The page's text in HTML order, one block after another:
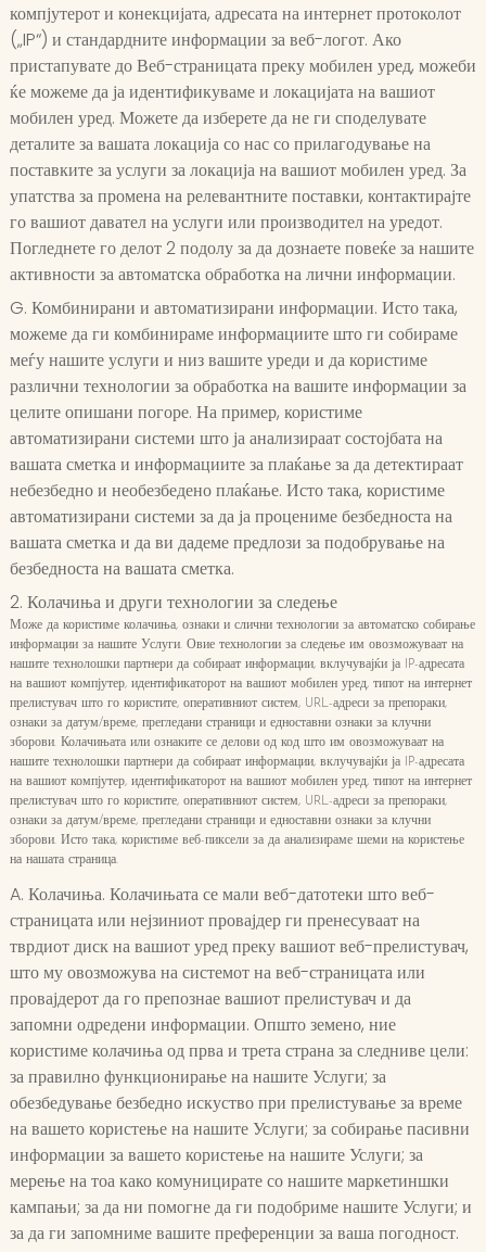
компјутерот и конекцијата, адресата на интернет протоколот
(„IP“) и стандардните информации за веб-логот. Ако
пристапувате до Веб-страницата преку мобилен уред, можеби
ќе можеме да ја идентификуваме и локацијата на вашиот
мобилен уред. Можете да изберете да не ги споделувате
деталите за вашата локација со нас со прилагодување на
поставките за услуги за локација на вашиот мобилен уред. За
упатства за промена на релевантните поставки, контактирајте
го вашиот давател на услуги или производител на уредот.
Погледнете го делот 2 подолу за да дознаете повеќе за нашите
активности за автоматска обработка на лични информации.
G. Комбинирани и автоматизирани информации. Исто така,
можеме да ги комбинираме информациите што ги собираме
меѓу нашите услуги и низ вашите уреди и да користиме
различни технологии за обработка на вашите информации за
целите опишани погоре. На пример, користиме
автоматизирани системи што ја анализираат состојбата на
вашата сметка и информациите за плаќање за да детектираат
небезбедно и необезбедено плаќање. Исто така, користиме
автоматизирани системи за да ја процениме безбедноста на
вашата сметка и да ви дадеме предлози за подобрување на
безбедноста на вашата сметка.
2. Колачиња и други технологии за следење
Може да користиме колачиња, ознаки и слични технологии за автоматско собирање
информации за нашите Услуги. Овие технологии за следење им овозможуваат на
нашите технолошки партнери да собираат информации, вклучувајќи ја IP-адресата
на вашиот компјутер, идентификаторот на вашиот мобилен уред, типот на интернет
прелистувач што го користите, оперативниот систем, URL-адреси за препораки,
ознаки за датум/време, прегледани страници и едноставни ознаки за клучни
зборови. Колачињата или ознаките се делови од код што им овозможуваат на
нашите технолошки партнери да собираат информации, вклучувајќи ја IP-адресата
на вашиот компјутер, идентификаторот на вашиот мобилен уред, типот на интернет
прелистувач што го користите, оперативниот систем, URL-адреси за препораки,
ознаки за датум/време, прегледани страници и едноставни ознаки за клучни
зборови. Исто така, користиме веб-пиксели за да анализираме шеми на користење
на нашата страница.
A. Колачиња. Колачињата се мали веб-датотеки што веб-
страницата или нејзиниот провајдер ги пренесуваат на
тврдиот диск на вашиот уред преку вашиот веб-прелистувач,
што му овозможува на системот на веб-страницата или
провајдерот да го препознае вашиот прелистувач и да
запомни одредени информации. Општо земено, ние
користиме колачиња од прва и трета страна за следниве цели:
за правилно функционирање на нашите Услуги; за
обезбедување безбедно искуство при прелистување за време
на вашето користење на нашите Услуги; за собирање пасивни
информации за вашето користење на нашите Услуги; за
мерење на тоа како комуницирате со нашите маркетиншки
кампањи; за да ни помогне да ги подобриме нашите Услуги; и
за да ги запомниме вашите преференции за ваша погодност.